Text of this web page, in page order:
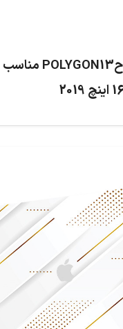
برچسب تزئینی طرحPOLYGON13 مناسب